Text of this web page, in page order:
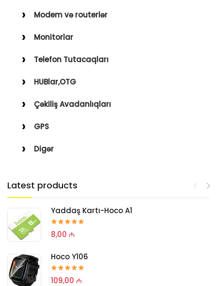
Modem və routerlər
Monitorlar
Telefon Tutacaqları
HUBlar,OTG
Çəkiliş Avadanlıqları
GPS
Digər
Latest products
Yaddaş Kartı-Hoco A1
8,00 ₼
Hoco Y106
109,00 ₼